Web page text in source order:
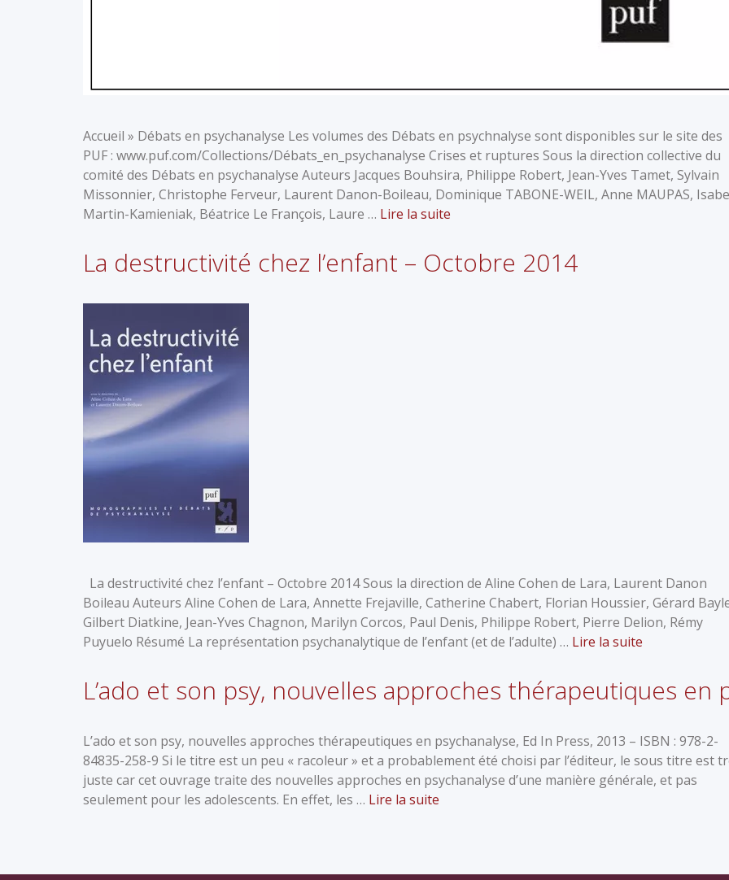
Accueil » Débats en psychanalyse Les volumes des Débats en psychnalyse sont disponibles sur le site des
PUF : www.puf.com/Collections/Débats_en_psychanalyse Crises et ruptures Sous la direction collective du
comité des Débats en psychanalyse Auteurs Jacques Bouhsira, Philippe Robert, Jean-Yves Tamet, Sylvain
Missonnier, Christophe Ferveur, Laurent Danon-Boileau, Dominique TABONE-WEIL, Anne MAUPAS,
Martin-Kamieniak, Béatrice Le François, Laure … Lire la suite
La destructivité chez l’enfant – Octobre 2014
La destructivité chez l’enfant – Octobre 2014 Sous la direction de Aline Cohen de Lara, Laurent Danon
Boileau Auteurs Aline Cohen de Lara, Annette Frejaville, Catherine Chabert, Florian Houssier, Gérard
Gilbert Diatkine, Jean-Yves Chagnon, Marilyn Corcos, Paul Denis, Philippe Robert, Pierre Delion, Rémy
Puyuelo Résumé La représentation psychanalytique de l’enfant (et de l’adulte) … Lire la suite
L’ado et son psy, nouvelles approches thérapeutiques en
L’ado et son psy, nouvelles approches thérapeutiques en psychanalyse, Ed In Press, 2013 – ISBN : 978-2-
84835-258-9 Si le titre est un peu « racoleur » et a probablement été choisi par l’éditeur, le sous titre est
juste car cet ouvrage traite des nouvelles approches en psychanalyse d’une manière générale, et pas
seulement pour les adolescents. En effet, les … Lire la suite